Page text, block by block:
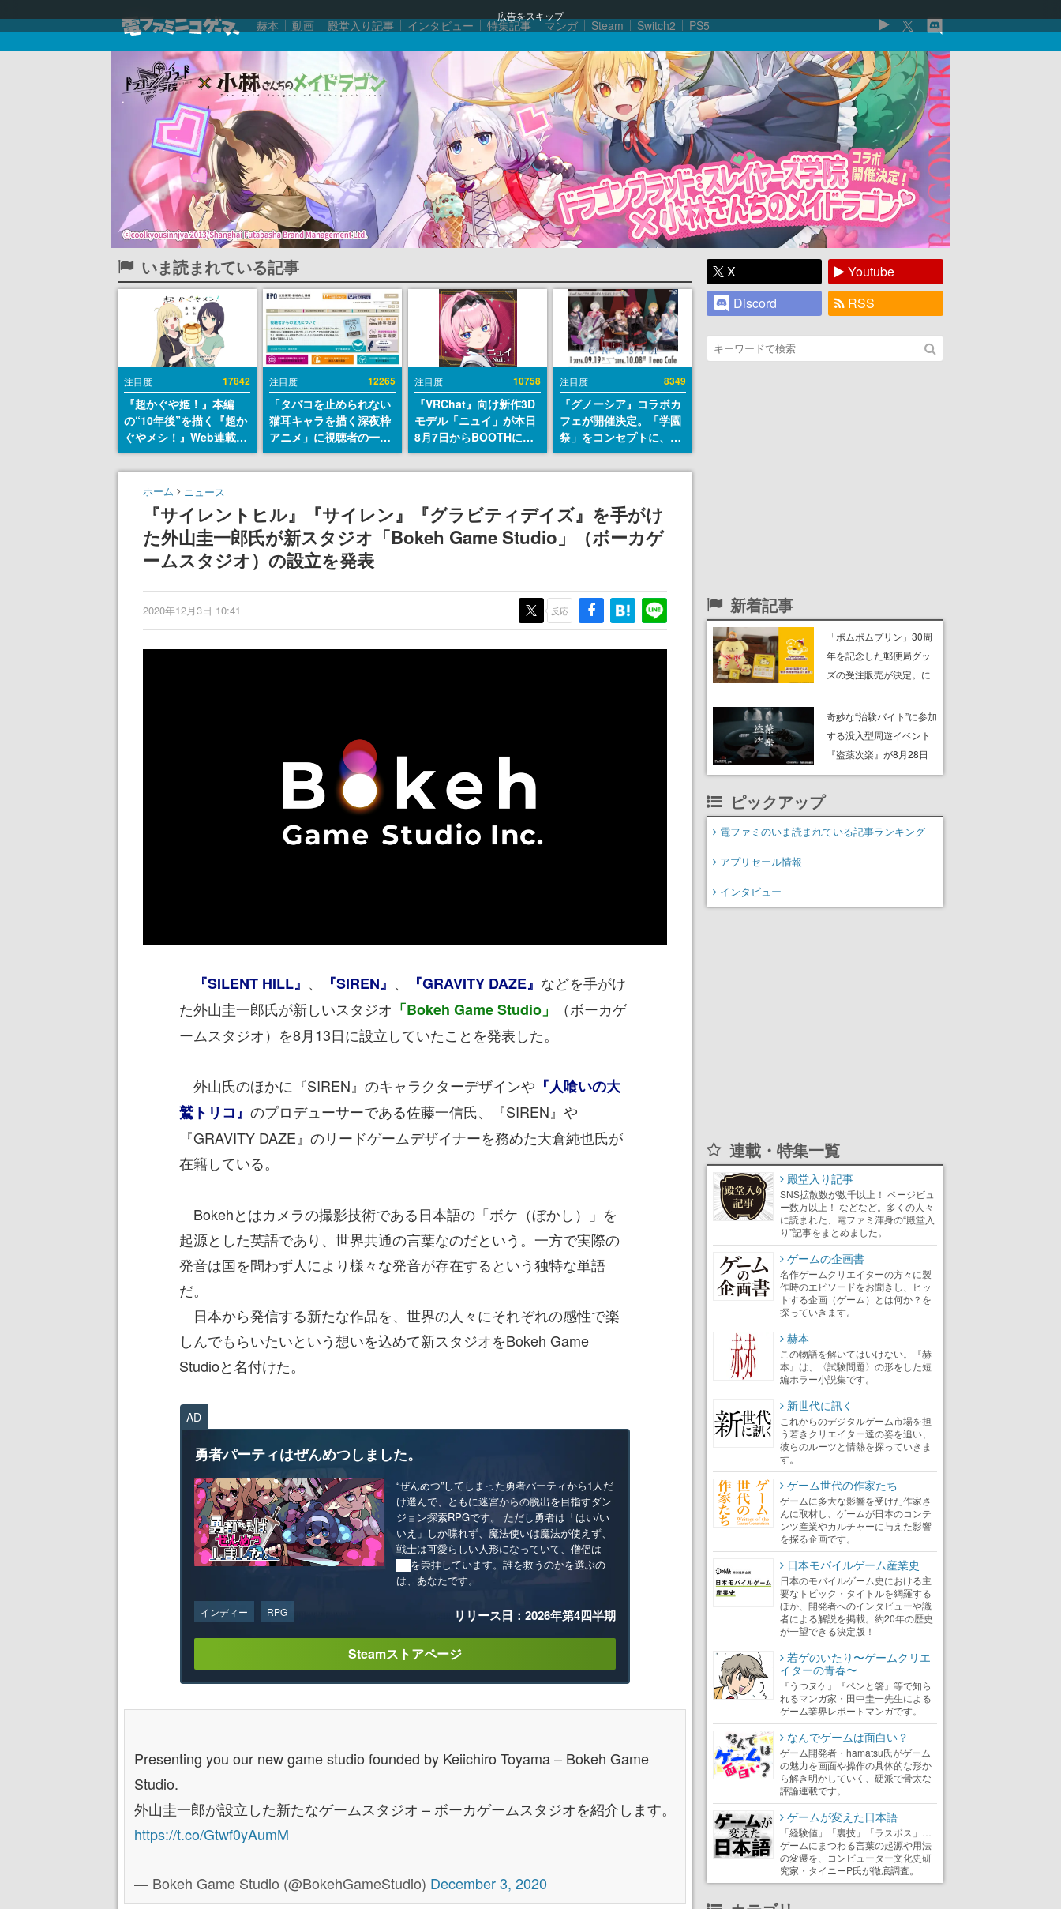
広告をスキップ
赫本 動画 殿堂入り記事 インタビュー 特集記事 マンガ Steam Switch2 PS5
いま読まれている記事
注目度 17842
『超かぐや姫！』本編
の“10年後”を描く『超か
ぐやメシ！』Web連載決
定。新たなWebマンガレ
ーベル「ビビビコミッ
ク」にて特別話が掲載ス
タート、あのお話には…
まだ続きがある！
注目度 12265
「タバコを止められない
猫耳キャラを描く深夜枠
アニメ」に視聴者の一部
から批判意見。違法薬物
の使用と思しき描写も含
注目度 10758
『VRChat』向け新作3D
モデル「ニュイ」が本日
8月7日からBOOTHにて
発売。瞳に光る星や感情
豊かな表情が、小悪魔か
注目度 8349
『グノーシア』コラボカ
フェが開催決定。「学園
祭」をコンセプトに、模
擬店やセツやSQ、ラキオ
たちが学祭バンドを楽し
ッズが展開
ホーム ニュース
『サイレントヒル』『サイレン』『グラビティデイズ』を手がけ
た外山圭一郎氏が新スタジオ「Bokeh Game Studio」（ボーカゲ
ームスタジオ）の設立を発表
2020年12月3日 10:41 反応
『SILENT HILL』 、 『SIREN』 、 『GRAVITY DAZE』 などを手がけ
た外山圭一郎氏が新しいスタジオ 「Bokeh Game Studio」
（ボーカゲ
ームスタジオ）を8月13日に設立していたことを発表した。
外山氏のほかに『SIREN』のキャラクターデザインや 『人喰いの大
鷲トリコ』 のプロデューサーである佐藤一信氏、『SIREN』や
『GRAVITY DAZE』のリードゲームデザイナーを務めた大倉純也氏が
在籍している。
Bokehとはカメラの撮影技術である日本語の「ボケ（ぼかし）」を
起源とした英語であり、世界共通の言葉なのだという。一方で実際の
発音は国を問わず人により様々な発音が存在するという独特な単語
だ。
日本から発信する新たな作品を、世界の人々にそれぞれの感性で楽
しんでもらいたいという想いを込めて新スタジオをBokeh Game
Studioと名付けた。
AD
勇者パーティはぜんめつしました。
“ぜんめつ”してしまった勇者パーティから1人だ
け選んで、ともに迷宮からの脱出を目指すダン
ジョン探索RPGです。 ただし勇者は「はい/い
いえ」しか喋れず、魔法使いは魔法が使えず、
戦士は可愛らしい人形になっていて、僧侶は
██を崇拝しています。誰を救うのかを選ぶの
は、あなたです。
インディー RPG リリース日：2026年第4四半期
Steamストアページ
Presenting you our new game studio founded by Keiichiro Toyama – Bokeh Game
Studio.
外山圭一郎が設立した新たなゲームスタジオ – ボーカゲームスタジオを紹介します。
https://t.co/Gtwf0yAumM
— Bokeh Game Studio (@BokehGameStudio) December 3, 2020
X
Youtube
Discord
RSS
新着記事
「ポムポムプリン」30周
年を記念した郵便局グッ
ズの受注販売が決定。に
ッション”や歴代アートを
使用したフレーム切手な
ど。8月31日まで受付
奇妙な“治験バイト”に参加
する没入型周遊イベント
『盗薬次楽』が8月28日
よりPARCO_ya上野で開
ピックアップ
電ファミのいま読まれている記事ランキング
アプリセール情報
インタビュー
連載・特集一覧
殿堂入り記事
SNS拡散数が数千以上！ ページビュ
ー数万以上！ などなど。多くの人々
に読まれた、電ファミ渾身の“殿堂入
り”記事をまとめました。
ゲームの企画書
名作ゲームクリエイターの方々に製
作時のエピソードをお聞きし、ヒッ
トする企画（ゲーム）とは何か？を
探っていきます。
赫本
この物語を解いてはいけない。『赫
本』は、〈試験問題〉の形をした短
編ホラー小説集です。
新世代に訊く
これからのデジタルゲーム市場を担
う若きクリエイター達の姿を追い、
彼らのルーツと情熱を探っていきま
す。
ゲーム世代の作家たち
ゲームに多大な影響を受けた作家さ
んに取材し、ゲームが日本のコンテ
ンツ産業やカルチャーに与えた影響
を探る企画です。
日本モバイルゲーム産業史
日本のモバイルゲーム史における主
要なトピック・タイトルを網羅する
ほか、開発者へのインタビューや識
者による解説を掲載。約20年の歴史
が一望できる決定版！
若ゲのいたり〜ゲームクリエ
イターの青春〜
『うつヌケ』『ペンと箸』等で知ら
れるマンガ家・田中圭一先生による
ゲーム業界レポートマンガです。
なんでゲームは面白い？
ゲーム開発者・hamatsu氏がゲーム
の魅力を画面や操作の具体的な形か
ら解き明かしていく、硬派で骨太な
評論連載です。
ゲームが変えた日本語
「経験値」「裏技」「ラスボス」…
ゲームにまつわる言葉の起源や用法
の変遷を、コンピューター文化史研
究家・タイニーP氏が徹底調査。